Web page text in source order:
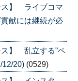
ス】 ライブコマ
献には継続が必
ス】 乱立する”ペ
12/20) (0529)